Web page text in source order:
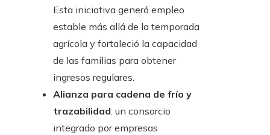
Esta iniciativa generó empleo
estable más allá de la temporada
agrícola y fortaleció la capacidad
de las familias para obtener
ingresos regulares.
Alianza para cadena de frío y
trazabilidad: un consorcio
integrado por empresas